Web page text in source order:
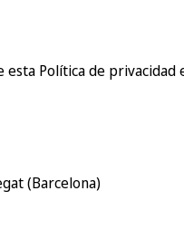
Política de privacidad
(Barcelona)